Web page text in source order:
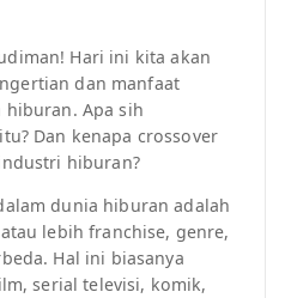
Hari ini kita akan
dan manfaat
hiburan. Apa sih
Dan kenapa crossover
hiburan?
dunia hiburan adalah
lebih franchise, genre,
Hal ini biasanya
serial televisi, komik,